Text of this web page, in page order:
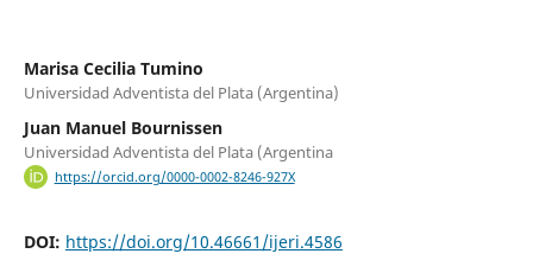
Marisa Cecilia Tumino
Universidad Adventista del Plata (Argentina)
Juan Manuel Bournissen
Universidad Adventista del Plata (Argentina
https://orcid.org/0000-0002-8246-927X
DOI: https://doi.org/10.46661/ijeri.4586